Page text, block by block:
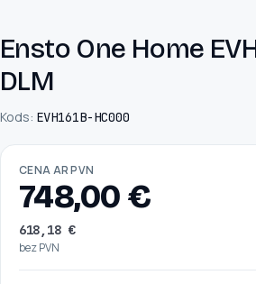
Ensto One Home
DLM
Kods: EVH161B-HC000
CENA AR PVN
748,00 €
618,18 €
bez PVN